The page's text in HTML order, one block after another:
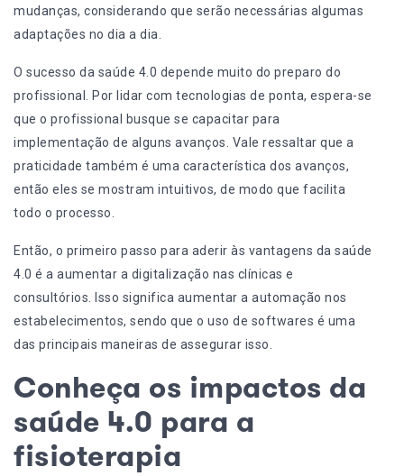
mudanças, considerando que serão necessárias algumas
adaptações no dia a dia.
O sucesso da saúde 4.0 depende muito do preparo do
profissional. Por lidar com tecnologias de ponta, espera-se
que o profissional busque se capacitar para
implementação de alguns avanços. Vale ressaltar que a
praticidade também é uma característica dos avanços,
então eles se mostram intuitivos, de modo que facilita
todo o processo.
Então, o primeiro passo para aderir às vantagens da saúde
4.0 é a aumentar a digitalização nas clínicas e
consultórios . Isso significa aumentar a automação nos
estabelecimentos, sendo que o uso de softwares é uma
das principais maneiras de assegurar isso.
Conheça os impactos da
saúde 4.0 para a
fisioterapia